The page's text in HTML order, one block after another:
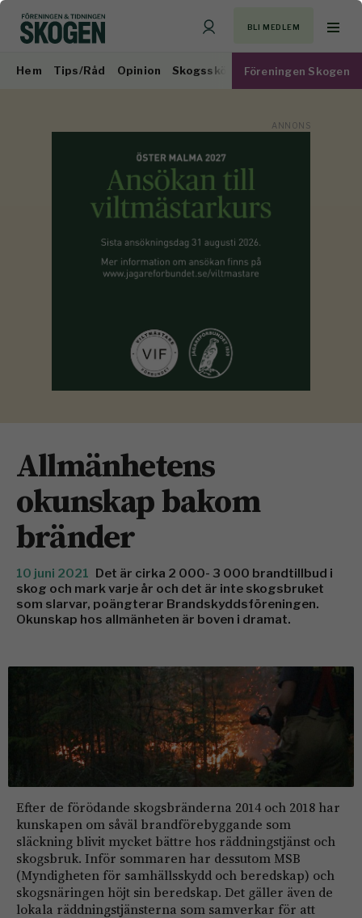
BLI MEDLEM
Hem Tips/Råd Opinion Skogsskötsel Virkesmarknad
Föreningen Skogen
Allmänhetens
okunskap bakom
bränder
10 juni 2021 Det är cirka 2 000- 3 000 brandtillbud i
skog och mark varje år och det är inte skogsbruket
som slarvar, poängterar Brandskyddsföreningen.
Okunskap hos allmänheten är boven i dramat.
Efter de förödande skogsbränderna 2014 och 2018 har
kunskapen om såväl brandförebyggande som
släckning blivit mycket bättre hos räddningstjänst och
skogsbruk. Inför sommaren har dessutom MSB
(Myndigheten för samhällsskydd och beredskap) och
skogsnäringen höjt sin beredskap. Det gäller även de
lokala räddningstjänsterna som samverkar för att